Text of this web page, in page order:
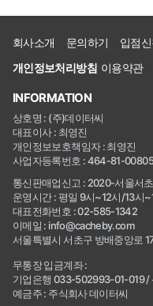
회사소개 문의하기
입점신
개인정보처리방침 이용약관
INFORMATION
상호명 : (주)데이터씨
대표이사 : 최영진
개인정보보호책임자 : 최영진
사업자등록번호 : 464-81-00805
통신판매업신고 : 2020-서울서
운영시간 : 평일 9시~12시/13시
대표전화번호 : 02-585-1342
이메일 : info@cacheby.com
서울특별시 서초구 방배중앙로
무통장 입금계좌 :
기업은행 033-502993-01-019
예금주 : 주식회사 데이터씨